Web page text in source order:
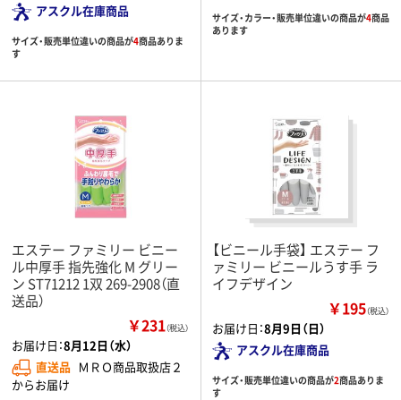
アスクル在庫商品
サイズ・販売単位違いの商品が4商品ありま
す
サイズ・カラー・販売単位違いの商品が4商品
あります
エステー ファミリー ビニー
ル中厚手 指先強化 M グリー
ン ST71212 1双 269-2908（直
送品）
￥231（税込）
お届け日：8月12日（水）
直送品 ＭＲＯ商品取扱店２
からお届け
【ビニール手袋】 エステー フ
ァミリー ビニールうす手 ラ
イフデザイン
￥195（税込）
お届け日：8月9日（日）
アスクル在庫商品
サイズ・販売単位違いの商品が2商品ありま
す